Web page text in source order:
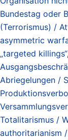
Bundestag oder
(Terrorismus) /
asymmetric
„targeted killings“
Abriegelungen /
Totalitarismus /
authoritarianism